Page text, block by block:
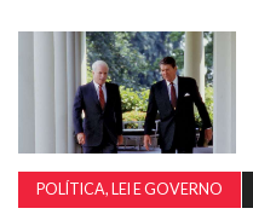
POLÍTICA, LEI E GOVERNO